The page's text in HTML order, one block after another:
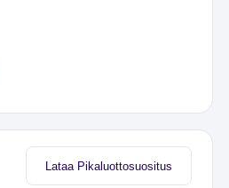
Lataa Pikaluottosuositus